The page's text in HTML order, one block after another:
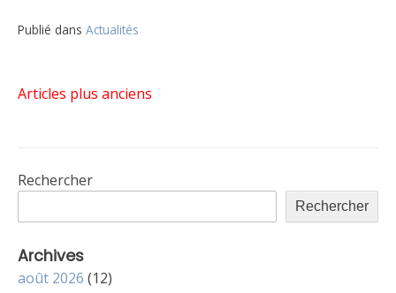
Publié dans Actualités
Navigation
articles
Articles plus anciens
Rechercher
Rechercher
Archives
août 2026 (12)